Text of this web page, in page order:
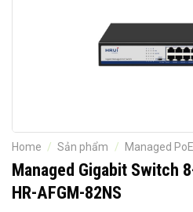
Home / Sản phẩm / Managed
Managed Gigabit Switch
HR-AFGM-82NS